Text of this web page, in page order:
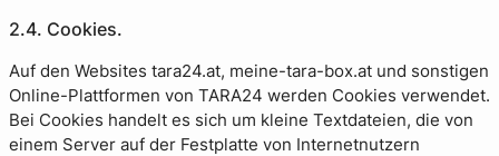
2.4. Cookies.
Auf den Websites tara24.at, meine-tara-box.at und sonstigen
Online-Plattformen von TARA24 werden Cookies verwendet.
Bei Cookies handelt es sich um kleine Textdateien, die von
einem Server auf der Festplatte von Internetnutzern